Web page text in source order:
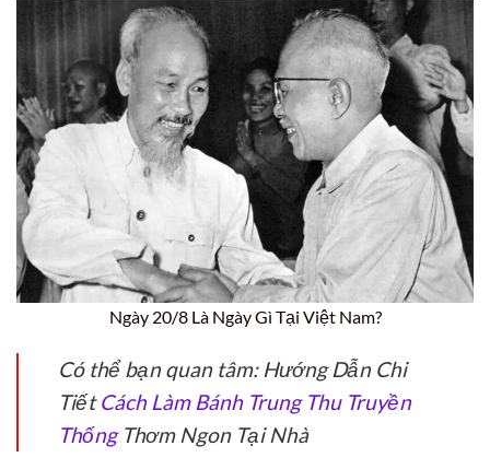
Ngày 20/8 Là Ngày Gì Tại Việt Nam?
Có thể bạn quan tâm: Hướng Dẫn Chi
TiếtCách Làm Bánh Trung Thu Truyền
ThốngThơm Ngon Tại Nhà